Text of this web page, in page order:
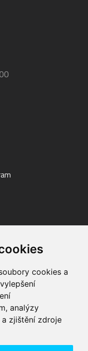
cookies a
analýzy
zjištění zdroje
trať
vyzkoušet si
skladem při